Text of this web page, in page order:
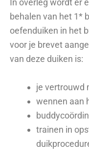
In overleg wordt er
behalen van het 1*
oefenduiken in het
voor je brevet
van deze duiken is:
je vertrouwd
wennen aan
trainen in